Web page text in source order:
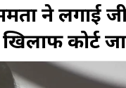
ने लगाई
कोर्ट